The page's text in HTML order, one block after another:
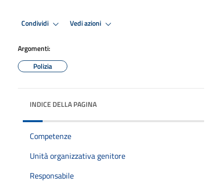
Condividi Vedi azioni
Argomenti:
Polizia
INDICE DELLA PAGINA
Competenze
Unità organizzativa genitore
Responsabile